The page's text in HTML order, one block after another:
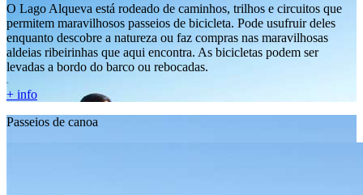
O Lago Alqueva está rodeado de caminhos, trilhos e circuitos que
permitem maravilhosos passeios de bicicleta. Pode usufruir deles
enquanto descobre a natureza ou faz compras nas maravilhosas
aldeias ribeirinhas que aqui encontra. As bicicletas podem ser
levadas a bordo do barco ou rebocadas.
+ info
Passeios de canoa